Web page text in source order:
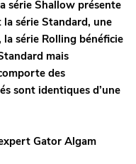
série Shallow présente
série Standard, une
série Rolling bénéficie
mais
des
sont identiques d’une
GatorAlgam